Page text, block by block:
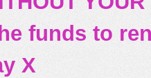
funds to
X